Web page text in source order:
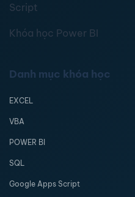
Script
Khóa học Power BI
Danh mục khóa học
EXCEL
VBA
POWER BI
SQL
Google Apps Script